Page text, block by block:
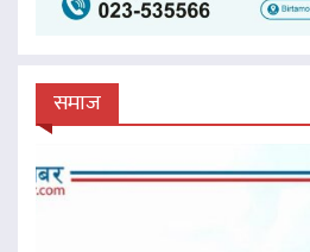
समाज